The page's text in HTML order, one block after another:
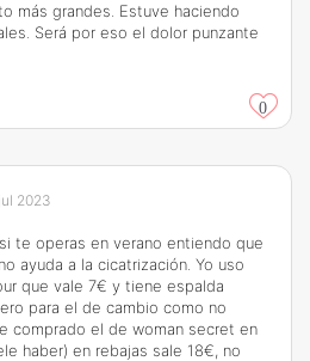
más grandes. Estuve haciendo
Será por eso el dolor punzante
0
2023
te operas en verano entiendo que
ayuda a la cicatrización. Yo uso
que vale 7€ y tiene espalda
para el de cambio como no
comprado el de woman secret en
haber) en rebajas sale 18€, no